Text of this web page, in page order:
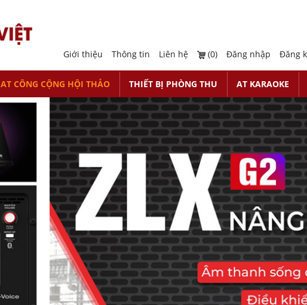
Giới thiệu Thông tin Liên hệ (0) Đăng nhập Đăng
AT CÔNG CỘNG HỘI THẢO THIẾT BỊ PHÒNG THU AT KARAOKE